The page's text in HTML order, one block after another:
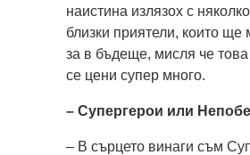
наистина излязох с
близки приятели, които ще
за в бъдеще, мисля че
се цени супер много.
– Супергерои или
– В сърцето винаги съм